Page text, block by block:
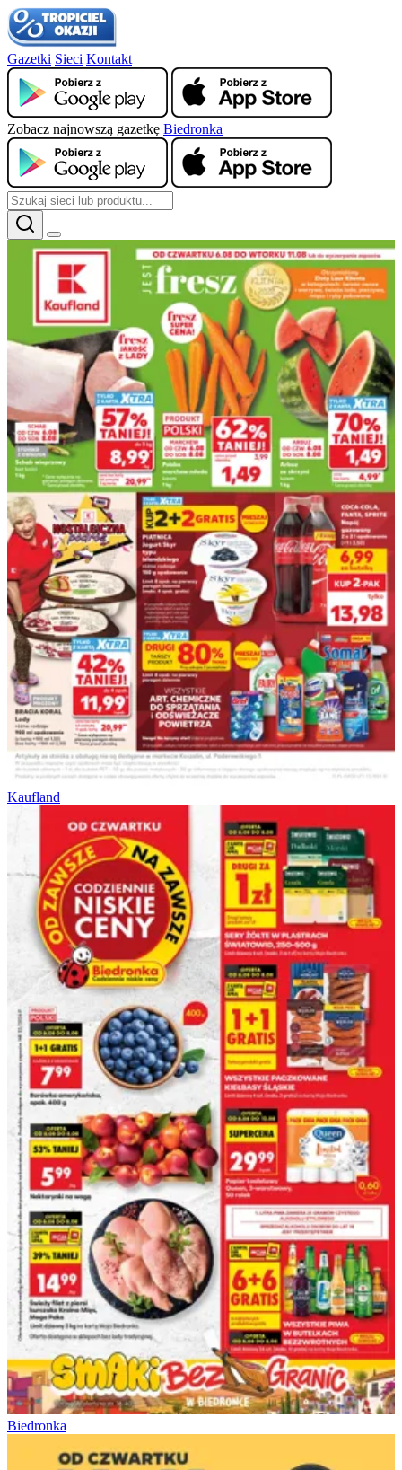
Gazetki Sieci Kontakt
Zobacz najnowszą gazetkę Biedronka
Kaufland
Biedronka